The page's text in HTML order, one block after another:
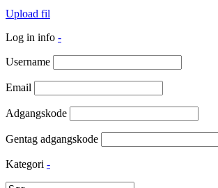
Upload fil
Log in info -
Username
Email
Adgangskode
Gentag adgangskode
Kategori -